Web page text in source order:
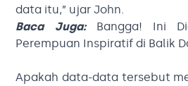
data itu,” ujar John.
Baca Juga:
Bangga! Ini
Perempuan Inspiratif di Balik
Apakah data-data tersebut